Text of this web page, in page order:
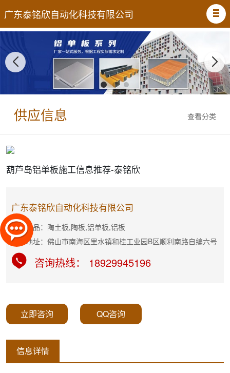
广东泰铭欣自动化科技有限公司
查看分类
供应信息
葫芦岛铝单板施工信息推荐-泰铭欣
广东泰铭欣自动化科技有限公司
主营产品：陶土板,陶板,铝单板,铝板
公司地址：佛山市南海区里水镇和桂工业园B区顺利南路自编六号
咨询热线： 18929945196
立即咨询 QQ咨询
信息详情